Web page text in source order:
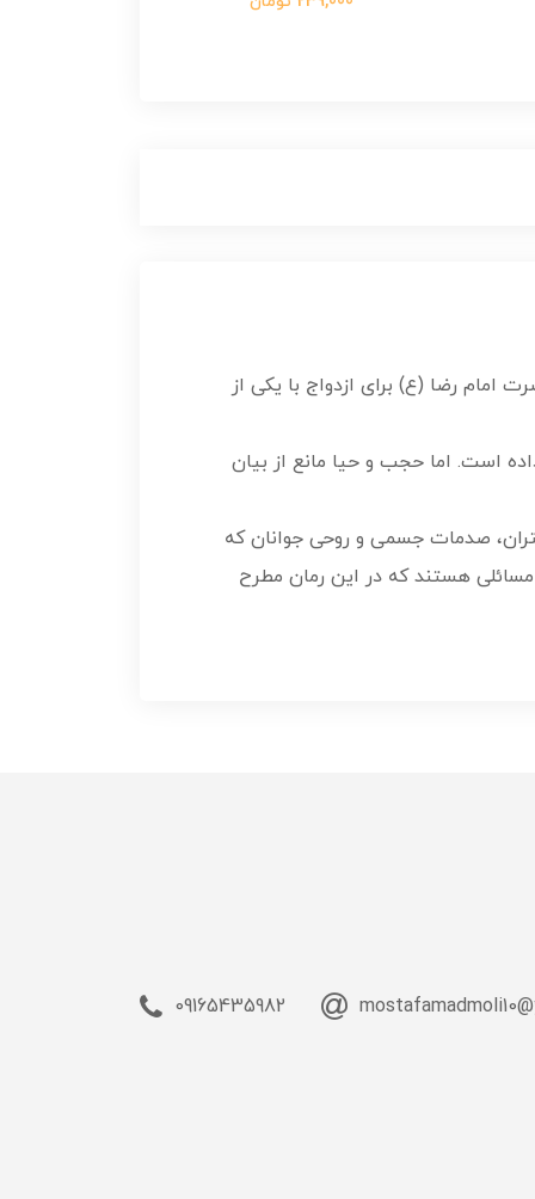
امام رضا (ع) برای ازدواج با یکی از
است. اما حجب و حیا مانع از بیان
صدمات جسمی و روحی جوانان که
آن بی‌اطلاعند و ... از جمله مسائلی هستند که در این رمان مطرح
09165435982